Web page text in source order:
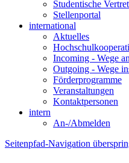
Studentische
Stellenportal
international
Aktuelles
Incoming - Wege
Outgoing - Wege
Förderprogramme
Veranstaltungen
Kontaktpersonen
intern
An-/Abmelden
Seitenpfad-Navigation